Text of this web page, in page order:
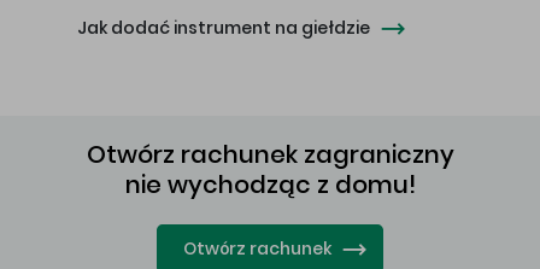
Jak dodać instrument na giełdzie
Otwórz rachunek zagraniczny
nie wychodząc z domu!
Otwórz rachunek